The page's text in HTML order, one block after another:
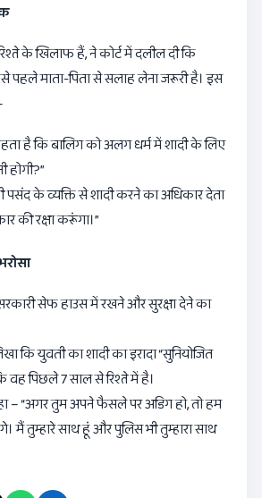
के खिलाफ हैं, ने कोर्ट में दलील दी कि
पहले माता-पिता से सलाह लेना जरूरी है। इस
है कि बालिग को अलग धर्म में शादी के लिए
होगी?”
पसंद के व्यक्ति से शादी करने का अधिकार देता
की रक्षा करूंगा।”
सेफ हाउस में रखने और सुरक्षा देने का
कि युवती का शादी का इरादा “सुनियोजित
वह पिछले 7 साल से रिश्ते में है।
– “अगर तुम अपने फैसले पर अडिग हो, तो हम
मैं तुम्हारे साथ हूं और पुलिस भी तुम्हारा साथ